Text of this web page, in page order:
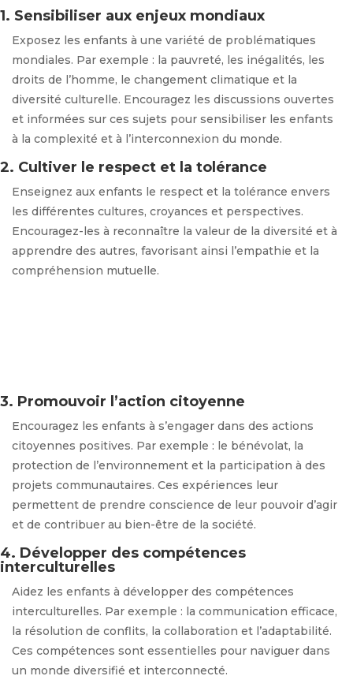
1. Sensibiliser aux enjeux mondiaux
Exposez les enfants à une variété de problématiques
mondiales. Par exemple : la pauvreté, les inégalités, les
droits de l’homme, le changement climatique et la
diversité culturelle. Encouragez les discussions ouvertes
et informées sur ces sujets pour sensibiliser les enfants
à la complexité et à l’interconnexion du monde.
2. Cultiver le respect et la tolérance
Enseignez aux enfants le respect et la tolérance envers
les différentes cultures, croyances et perspectives.
Encouragez-les à reconnaître la valeur de la diversité et à
apprendre des autres, favorisant ainsi l’empathie et la
compréhension mutuelle.
3. Promouvoir l’action citoyenne
Encouragez les enfants à s’engager dans des actions
citoyennes positives. Par exemple : le bénévolat, la
protection de l’environnement et la participation à des
projets communautaires. Ces expériences leur
permettent de prendre conscience de leur pouvoir d’agir
et de contribuer au bien-être de la société.
4. Développer des compétences
interculturelles
Aidez les enfants à développer des compétences
interculturelles. Par exemple : la communication efficace,
la résolution de conflits, la collaboration et l’adaptabilité.
Ces compétences sont essentielles pour naviguer dans
un monde diversifié et interconnecté.